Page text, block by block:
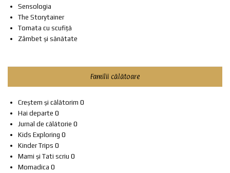
Sensologia
The Storytainer
Tomata cu scufiță
Zâmbet și sănătate
Familii călătoare
Creștem și călătorim 0
Hai departe 0
Jurnal de călătorie 0
Kids Exploring 0
Kinder Trips 0
Mami și Tati scriu 0
Momadica 0